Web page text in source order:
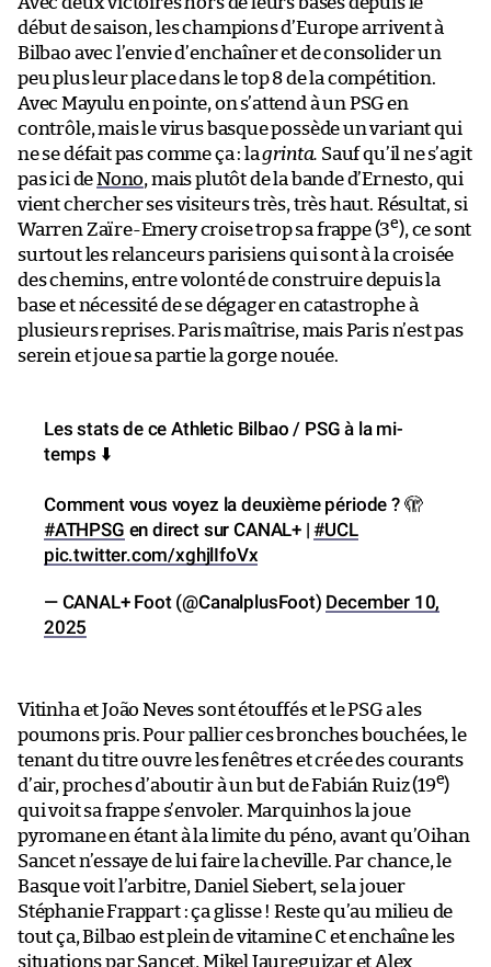
début de saison, les champions d’Europe arrivent à
Bilbao avec l’envie d’enchaîner et de consolider un
peu plus leur place dans le top 8 de la compétition.
Avec Mayulu en pointe, on s’attend à un PSG en
contrôle, mais le virus basque possède un variant qui
ne se défait pas comme ça : lagrinta. Sauf qu’il ne s’agit
pas ici deNono, mais plutôt de la bande d’Ernesto, qui
vient chercher ses visiteurs très, très haut. Résultat, si
Warren Zaïre-Emery croise trop sa frappe (3e), ce sont
surtout les relanceurs parisiens qui sont à la croisée
des chemins, entre volonté de construire depuis la
base et nécessité de se dégager en catastrophe à
plusieurs reprises. Paris maîtrise, mais Paris n’est pas
serein et joue sa partie la gorge nouée.
Les stats de ce Athletic Bilbao / PSG à la mi-
temps ⬇️
Comment vous voyez la deuxième période ? 🫣
#ATHPSG en direct sur CANAL+ |#UCL
pic.twitter.com/xghjlIfoVx
— CANAL+ Foot (@CanalplusFoot) December 10,
2025
Vitinha et João Neves sont étouffés et le PSG a les
poumons pris. Pour pallier ces bronches bouchées, le
tenant du titre ouvre les fenêtres et crée des courants
d’air, proches d’aboutir à un but de Fabián Ruiz (19e)
qui voit sa frappe s’envoler. Marquinhos la joue
pyromane en étant à la limite du péno, avant qu’Oihan
Sancet n’essaye de lui faire la cheville. Par chance, le
Basque voit l’arbitre, Daniel Siebert, se la jouer
Stéphanie Frappart : ça glisse ! Reste qu’au milieu de
tout ça, Bilbao est plein de vitamine C et enchaîne les
situations par Sancet, Mikel Jaureguizar et Alex